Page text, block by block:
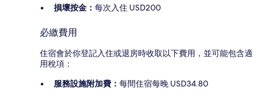
損壞按金： 每次入住 USD200
必繳費用
住宿會於你登記入住或退房時收取以下費用，並可能包含適
用稅項：
服務設施附加費： 每間住宿每晚 USD34.80